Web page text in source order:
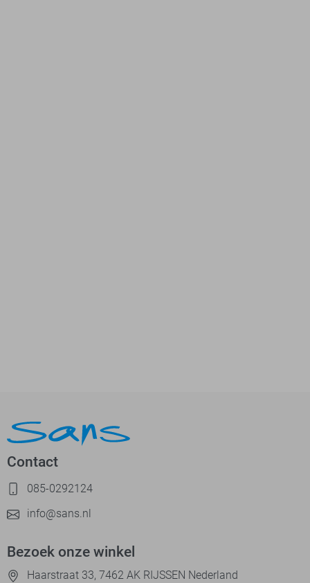
Contact
085-0292124
info@sans.nl
Bezoek onze winkel
Haarstraat 33, 7462 AK RIJSSEN Nederland